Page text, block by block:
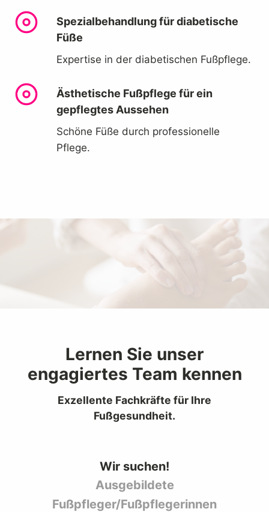
Spezialbehandlung für diabetische
Füße
Expertise in der diabetischen Fußpflege.
Ästhetische Fußpflege für ein
gepflegtes Aussehen
Schöne Füße durch professionelle
Pflege.
Lernen Sie unser
engagiertes Team kennen
Exzellente Fachkräfte für Ihre
Fußgesundheit.
Wir suchen!
Ausgebildete
Fußpfleger/Fußpflegerinnen